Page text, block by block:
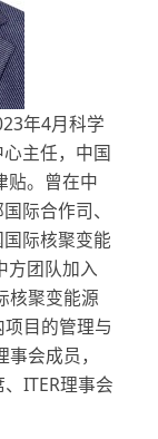
年4月科学
主任，中国
贴。曾在中
际合作司、
际核聚变能
方团队加入
核聚变能源
目的管理与
会成员，
ITER理事会